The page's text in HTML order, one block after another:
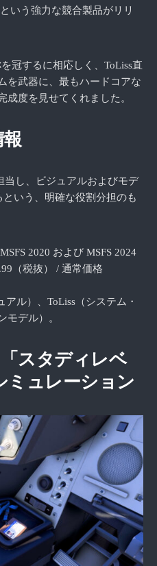
いう強力な競合製品がリリ
冠するに相応しく、ToLiss直
を武器に、最もハードコアな
成度を見せてくれました。
報
当し、ビジュアルおよびモデ
いう、明確な役割分担のも
MSFS 2020 および MSFS 2024
（税抜） / 通常価格
アル）、ToLiss（システム・
モデル）。
スタディレベ
ミュレーション